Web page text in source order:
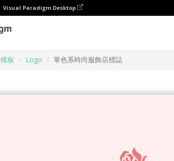
Visual Paradigm Desktop
模板 Logo 單色系時尚服飾店標誌